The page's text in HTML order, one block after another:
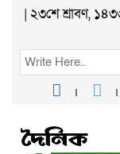
| ২৩শে শ্রাবণ,